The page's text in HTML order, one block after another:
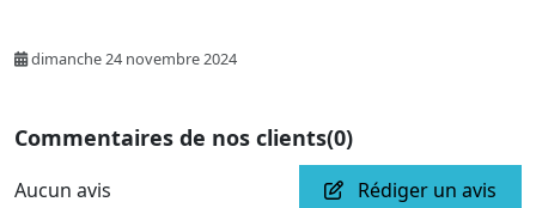
dimanche 24 novembre 2024
Commentaires de nos clients(0)
Aucun avis Rédiger un avis